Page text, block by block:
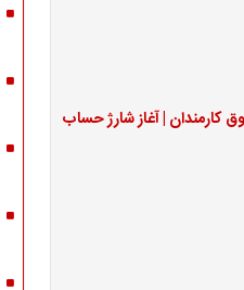
بحساب حقوق کارمندان | آغاز شارژ حساب